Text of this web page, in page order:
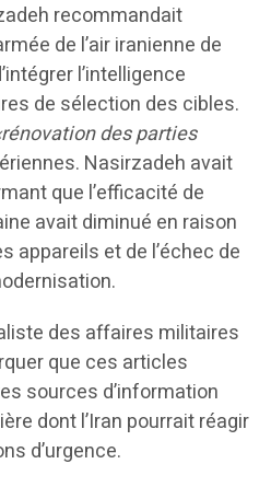
recommandait
de l’air iranienne de
l’intelligence
de sélection des cibles.
des parties
Nasirzadeh avait
que l’efficacité de
avait diminué en raison
appareils et de l’échec de
des affaires militaires
que ces articles
sources d’information
dont l’Iran pourrait réagir
d’urgence.